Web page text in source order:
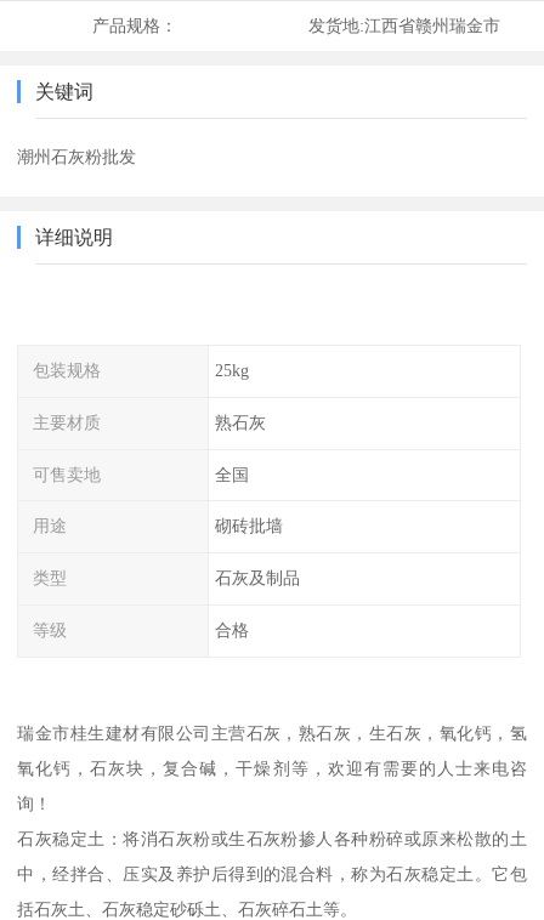
产品规格： 发货地:江西省赣州瑞金市
关键词
潮州石灰粉批发
详细说明
包装规格 25kg
主要材质 熟石灰
可售卖地 全国
用途 砌砖批墙
类型 石灰及制品
等级 合格
瑞金市桂生建材有限公司主营石灰，熟石灰，生石灰，氧化钙，氢
氧化钙，石灰块，复合碱，干燥剂等，欢迎有需要的人士来电咨
询！
石灰稳定土：将消石灰粉或生石灰粉掺人各种粉碎或原来松散的土
中，经拌合、压实及养护后得到的混合料，称为石灰稳定土。它包
括石灰土、石灰稳定砂砾土、石灰碎石土等。